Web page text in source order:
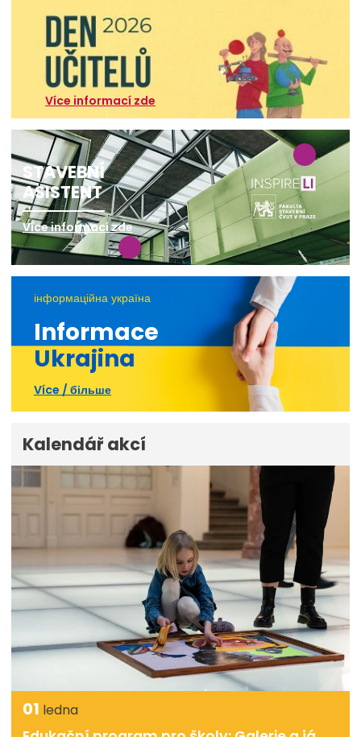
Více informací zde
STAVEBNÍ
ASISTENT
Více informací zde
інформаційна україна
Informace
Ukrajina
Více / більше
Kalendář akcí
01 ledna